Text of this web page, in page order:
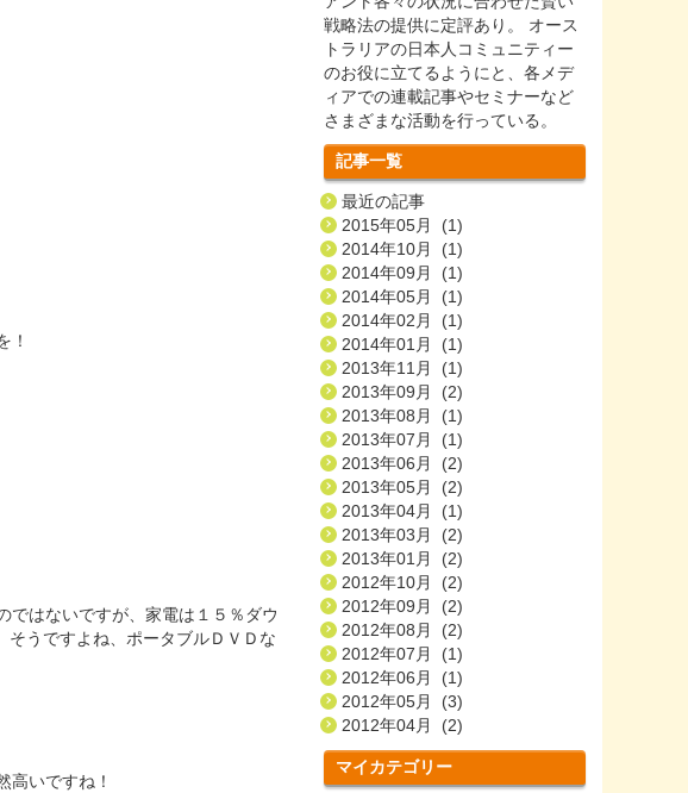
！
ではないですが、家電は１５％ダウ
そうですよね、ポータブルＤＶＤな
高いですね！
戦略法の提供に定評あり。 オース
トラリアの日本人コミュニティー
のお役に立てるようにと、各メデ
ィアでの連載記事やセミナーなど
さまざまな活動を行っている。
記事一覧
最近の記事
2015年05月 (1)
2014年10月 (1)
2014年09月 (1)
2014年05月 (1)
2014年02月 (1)
2014年01月 (1)
2013年11月 (1)
2013年09月 (2)
2013年08月 (1)
2013年07月 (1)
2013年06月 (2)
2013年05月 (2)
2013年04月 (1)
2013年03月 (2)
2013年01月 (2)
2012年10月 (2)
2012年09月 (2)
2012年08月 (2)
2012年07月 (1)
2012年06月 (1)
2012年05月 (3)
2012年04月 (2)
マイカテゴリー